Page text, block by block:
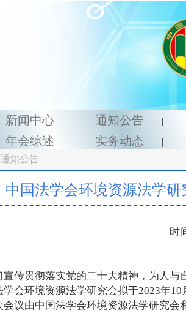
新闻中心 | 通知公告 |
年会综述 | 实务动态 |
知公告
中国法学会环境资源法学
时
贯彻落实党的二十大精神，为人与
会环境资源法学研究会拟于2023年
会议由中国法学会环境资源法学研究